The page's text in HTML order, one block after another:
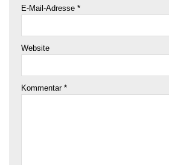
E-Mail-Adresse *
Website
Kommentar *